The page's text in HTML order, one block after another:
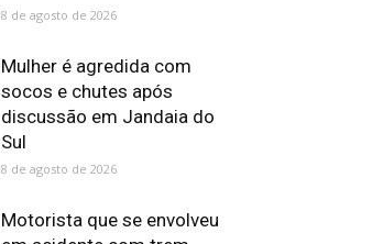
8 de agosto de 2026
Mulher é agredida com
socos e chutes após
discussão em Jandaia do
Sul
8 de agosto de 2026
Motorista que se envolveu